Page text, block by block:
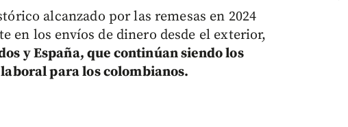
alcanzado por las remesas en 2024
en los envíos de dinero desde el exterior,
y España, que continúan siendo los
para los colombianos.